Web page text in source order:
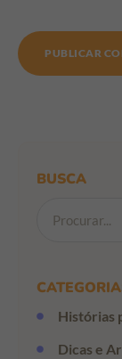
BUSCA
Histórias
Dicas e